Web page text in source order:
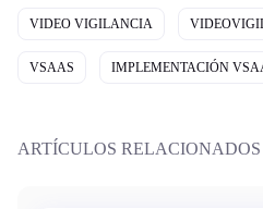
VIDEO VIGILANCIA
VSAAS IMPLEMENTACIÓN
ARTÍCULOS RELACIONADOS